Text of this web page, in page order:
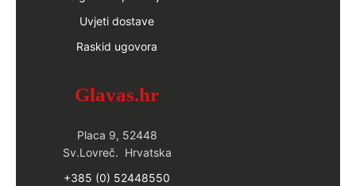
Uvjeti dostave
Raskid ugovora
Glavas.hr
Placa 9, 52448
Sv.Lovreč. Hrvatska
+385 (0) 52448550